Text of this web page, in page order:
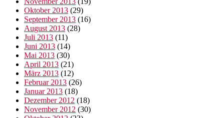
Oktober 2013 (29)
September 2013 (16)
August 2013 (28)
Juli 2013 (11)
Juni 2013 (14)
Mai 2013 (30)
April 2013 (21)
März 2013 (12)
Februar 2013 (26)
Januar 2013 (18)
Dezember 2012 (18)
November 2012 (30)